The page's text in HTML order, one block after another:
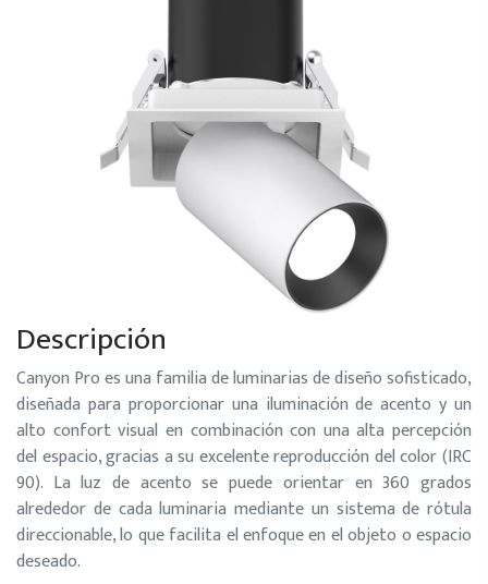
Descripción
Canyon Pro es una familia de luminarias de diseño sofisticado,
diseñada para proporcionar una iluminación de acento y un
alto confort visual en combinación con una alta percepción
del espacio, gracias a su excelente reproducción del color (IRC
90). La luz de acento se puede orientar en 360 grados
alrededor de cada luminaria mediante un sistema de rótula
direccionable, lo que facilita el enfoque en el objeto o espacio
deseado.